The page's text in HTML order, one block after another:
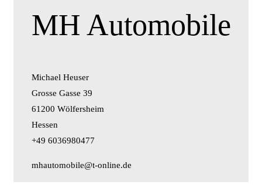
MH Automobile
Michael Heuser
Grosse Gasse 39
61200 Wölfersheim
Hessen
+49 6036980477
mhautomobile@t-online.de